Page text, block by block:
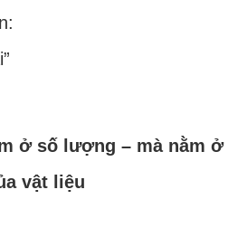
ở số lượng – mà nằm ở
vật liệu